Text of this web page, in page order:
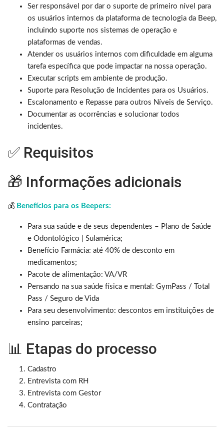
Ser responsável por dar o suporte de primeiro nível para
os usuários internos da plataforma de tecnologia da Beep,
incluindo suporte nos sistemas de operação e
plataformas de vendas.
Atender os usuários internos com dificuldade em alguma
tarefa específica que pode impactar na nossa operação.
Executar scripts em ambiente de produção.
Suporte para Resolução de Incidentes para os Usuários.
Escalonamento e Repasse para outros Níveis de Serviço.
Documentar as ocorrências e solucionar todos
incidentes.
✅ Requisitos
🎁 Informações adicionais
💰 Benefícios para os Beepers:
Para sua saúde e de seus dependentes – Plano de Saúde
e Odontológico | Sulamérica;
Benefício Farmácia: até 40% de desconto em
medicamentos;
Pacote de alimentação: VA/VR
Pensando na sua saúde física e mental: GymPass / Total
Pass / Seguro de Vida
Para seu desenvolvimento: descontos em instituições de
ensino parceiras;
📊 Etapas do processo
Cadastro
Entrevista com RH
Entrevista com Gestor
Contratação